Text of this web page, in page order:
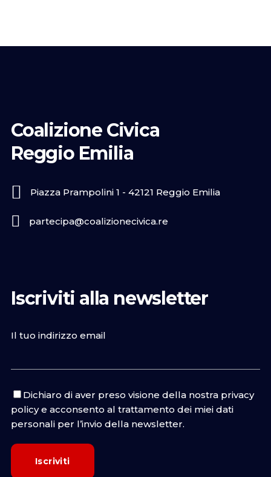
Coalizione Civica
Reggio Emilia
Piazza Prampolini 1 - 42121 Reggio Emilia
partecipa@coalizionecivica.re
Iscriviti alla newsletter
Il tuo indirizzo email
Dichiaro di aver preso visione della nostra privacy
policye acconsento al trattamento dei miei dati
personali per l’invio della newsletter.